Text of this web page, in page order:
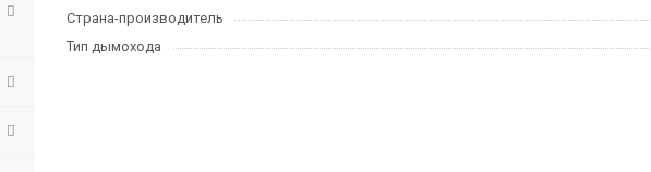
Страна-производитель
Тип дымохода